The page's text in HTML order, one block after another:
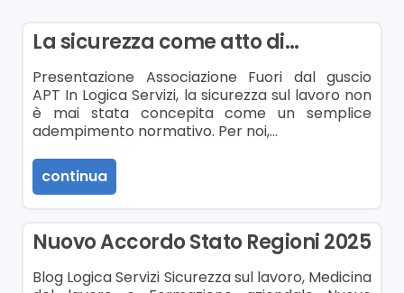
La sicurezza come atto di…
Presentazione Associazione Fuori dal guscio
APT In Logica Servizi, la sicurezza sul lavoro non
è mai stata concepita come un semplice
adempimento normativo. Per noi,…
continua
Nuovo Accordo Stato Regioni 2025
Blog Logica Servizi Sicurezza sul lavoro, Medicina